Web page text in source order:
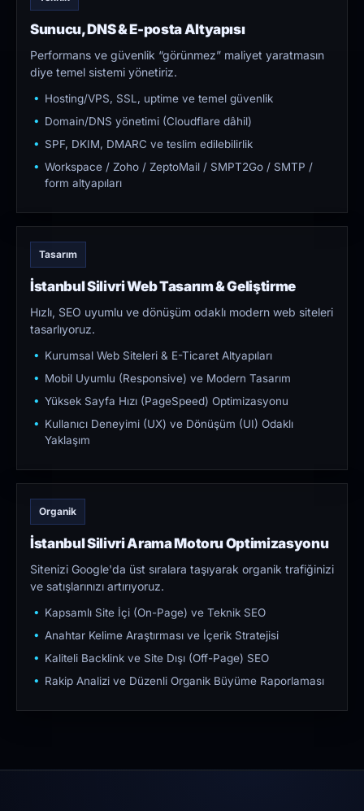
Sunucu, DNS & E-posta Altyapısı
Performans ve güvenlik “görünmez” maliyet yaratmasın
diye temel sistemi yönetiriz.
Hosting/VPS, SSL, uptime ve temel güvenlik
Domain/DNS yönetimi (Cloudflare dâhil)
SPF, DKIM, DMARC ve teslim edilebilirlik
Workspace / Zoho / ZeptoMail / SMPT2Go / SMTP /
form altyapıları
Tasarım
İstanbul Silivri Web Tasarım & Geliştirme
Hızlı, SEO uyumlu ve dönüşüm odaklı modern web siteleri
tasarlıyoruz.
Kurumsal Web Siteleri & E-Ticaret Altyapıları
Mobil Uyumlu (Responsive) ve Modern Tasarım
Yüksek Sayfa Hızı (PageSpeed) Optimizasyonu
Kullanıcı Deneyimi (UX) ve Dönüşüm (UI) Odaklı
Yaklaşım
Organik
İstanbul Silivri Arama Motoru Optimizasyonu
Sitenizi Google'da üst sıralara taşıyarak organik trafiğinizi
ve satışlarınızı artırıyoruz.
Kapsamlı Site İçi (On-Page) ve Teknik SEO
Anahtar Kelime Araştırması ve İçerik Stratejisi
Kaliteli Backlink ve Site Dışı (Off-Page) SEO
Rakip Analizi ve Düzenli Organik Büyüme Raporlaması